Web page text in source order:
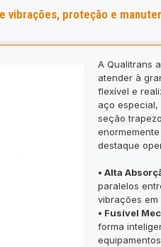
vibrações, proteção e
A Qualitrans
atender à
flexível e
aço especial,
seção
destaque
• Alta
paralelos
vibrações em
• Fusível
forma